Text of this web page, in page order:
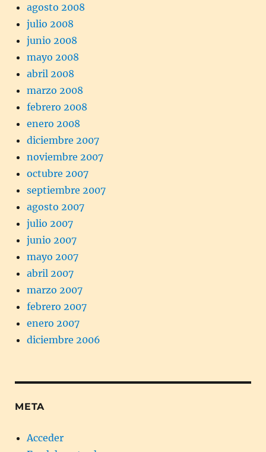
agosto 2008
julio 2008
junio 2008
mayo 2008
abril 2008
marzo 2008
febrero 2008
enero 2008
diciembre 2007
noviembre 2007
octubre 2007
septiembre 2007
agosto 2007
julio 2007
junio 2007
mayo 2007
abril 2007
marzo 2007
febrero 2007
enero 2007
diciembre 2006
META
Acceder